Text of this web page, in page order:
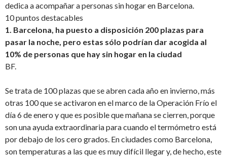
dedica a acompañar a personas sin hogar en Barcelona.
10 puntos destacables
1. Barcelona, ha puesto a disposición 200 plazas para
pasar la noche, pero estas sólo podrían dar acogida al
10% de personas que hay sin hogar en la ciudad
BF.
Se trata de 100 plazas que se abren cada año en invierno, más
otras 100 que se activaron en el marco de la Operación Frío el
día 6 de enero y que es posible que mañana se cierren, porque
son una ayuda extraordinaria para cuando el termómetro está
por debajo de los cero grados. En ciudades como Barcelona,
son temperaturas a las que es muy difícil llegar y, de hecho, este